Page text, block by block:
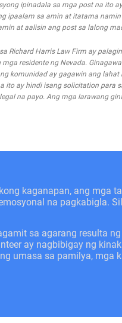
ipinadala sa mga post na ito
ipaalam sa amin at itatama
at aalisin ang post sa lalong
Richard Harris Law Firm ay
residente ng Nevada.
komunidad ay gagawin ang lahat
ito ay hindi isang solicitation para
na payo. Ang mga larawang
kaganapan, ang mga
na pagkabigla.
sa agarang resulta
ay nagbibigay ng
umasa sa pamilya, mga